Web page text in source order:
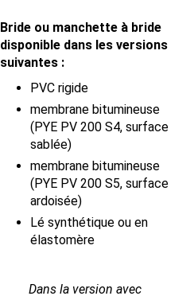
Bride ou manchette à bride
disponible dans les versions
suivantes :
PVC rigide
membrane bitumineuse
(PYE PV 200 S4, surface
sablée)
membrane bitumineuse
(PYE PV 200 S5, surface
ardoisée)
Lé synthétique ou en
élastomère
Dans la version avec